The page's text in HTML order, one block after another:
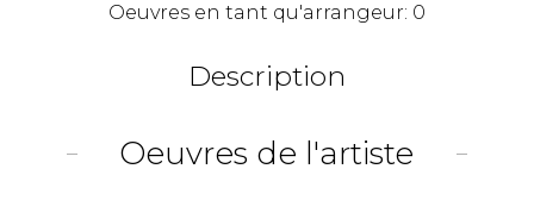
Oeuvres en tant qu'arrangeur: 0
Description
Oeuvres de l'artiste